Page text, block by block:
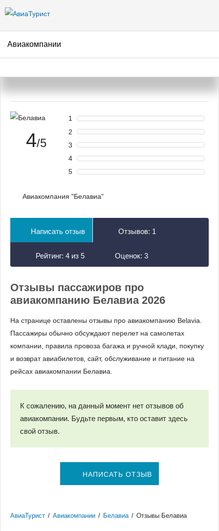
Авиакомпании
Авиакомпания Белавиа –
отзывы пассажиров
4/5
1
2
3
4
5
Авиакомпания "Белавиа"
Написать отзыв Отзывов: 1
Рейтинг: 4 из 5 Оценок: 3
Отзывы пассажиров про
авиакомпанию Белавиа 2026
На странице оставлены отзывы про авиакомпанию Belavia.
Пассажиры обычно обсуждают перелет на самолетах
компании, правила провоза багажа и ручной клади, покупку
и возврат авиабилетов, сайт, обслуживание и питание на
рейсах авиакомпании Белавиа.
К сожалению, на данный момент нет отзывов об
авиакомпании. Будьте первым, кто оставит здесь
свой отзыв.
НАПИСАТЬ ОТЗЫВ
АвиаТурист / Авиакомпании / Белавиа / Отзывы Белавиа